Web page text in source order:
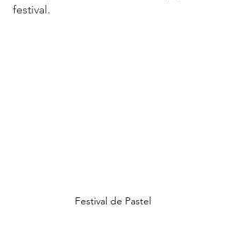
festival.
Festival de Pastel